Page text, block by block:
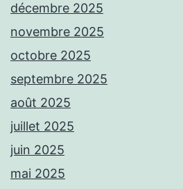
décembre 2025
novembre 2025
octobre 2025
septembre 2025
août 2025
juillet 2025
juin 2025
mai 2025